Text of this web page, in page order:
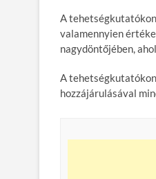
A
valamennyien
nagydöntőjében,
A
hozzájárulásával